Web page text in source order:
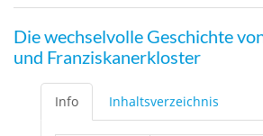
Die wechselvolle Geschichte
und Franziskanerkloster
Info Inhaltsverzeichnis